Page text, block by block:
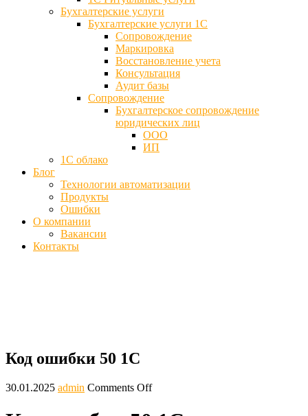
Бухгалтерские услуги
Бухгалтерские услуги 1С
Сопровождение
Маркировка
Восстановление учета
Консультация
Аудит базы
Cопровождение
Бухгалтерское сопровождение
юридических лиц
ООО
ИП
1С облако
Блог
Технологии автоматизации
Продукты
Ошибки
О компании
Вакансии
Контакты
Код ошибки 50 1С
30.01.2025 admin Comments Off